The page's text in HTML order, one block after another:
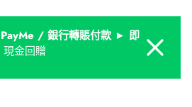
/ 銀行轉賬付款 ► 即
現金回贈
Dismiss